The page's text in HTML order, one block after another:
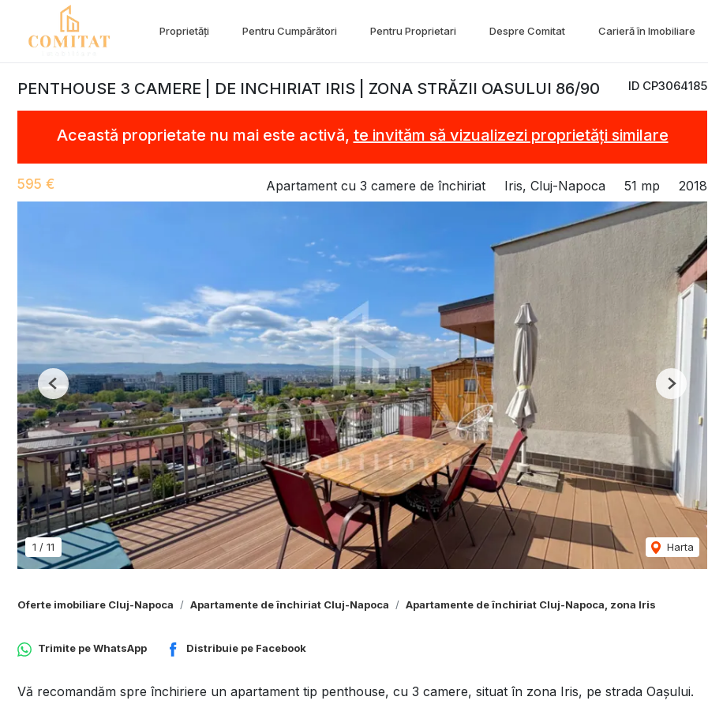
Proprietăți Pentru Cumpărători Pentru Proprietari Despre Comitat Carieră în Imobiliare
ID CP3064185
PENTHOUSE 3 CAMERE | DE INCHIRIAT IRIS | ZONA STRĂZII OASULUI 86/90
Această proprietate nu mai este activă, te invităm să vizualizezi proprietăți similare
595 € Apartament cu 3 camere de închiriat Iris, Cluj-Napoca 51 mp 2018
1 / 11 Harta
Previous Next
Oferte imobiliare Cluj-Napoca Apartamente de închiriat Cluj-Napoca Apartamente de închiriat Cluj-Napoca, zona Iris
Trimite peWhatsApp Distribuie pe Facebook
Vă recomandăm spre închiriere un apartament tip penthouse, cu 3 camere, situat în zona Iris, pe strada Oașului.